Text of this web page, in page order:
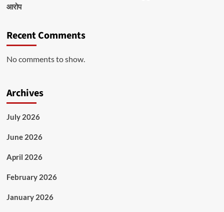
आरोप
Recent Comments
No comments to show.
Archives
July 2026
June 2026
April 2026
February 2026
January 2026